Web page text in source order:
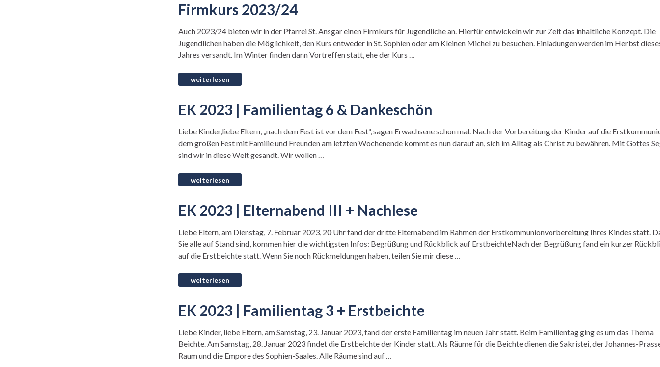
Firmkurs 2023/24
Auch 2023/24 bieten wir in der Pfarrei St. Ansgar einen Firmkurs für Jugendliche an. Hierfür entwickeln wir zur Zeit das inhaltliche Konzept. Die
Jugendlichen haben die Möglichkeit, den Kurs entweder in St. Sophien oder am Kleinen Michel zu besuchen. Einladungen werden im Herbst
Jahres versandt. Im Winter finden dann Vortreffen statt, ehe der Kurs …
EK 2023 | Familientag 6 & Dankeschön
Liebe Kinder,liebe Eltern, „nach dem Fest ist vor dem Fest“, sagen Erwachsene schon mal. Nach der Vorbereitung der Kinder auf die
dem großen Fest mit Familie und Freunden am letzten Wochenende kommt es nun darauf an, sich im Alltag als Christ zu bewähren. Mit Gottes
sind wir in diese Welt gesandt. Wir wollen …
EK 2023 | Elternabend III + Nachlese
Liebe Eltern, am Dienstag, 7. Februar 2023, 20 Uhr fand der dritte Elternabend im Rahmen der Erstkommunionvorbereitung Ihres Kindes statt.
Sie alle auf Stand sind, kommen hier die wichtigsten Infos: Begrüßung und Rückblick auf ErstbeichteNach der Begrüßung fand ein kurzer
auf die Erstbeichte statt. Wenn Sie noch Rückmeldungen haben, teilen Sie mir diese …
EK 2023 | Familientag 3 + Erstbeichte
Liebe Kinder, liebe Eltern, am Samstag, 23. Januar 2023, fand der erste Familientag im neuen Jahr statt. Beim Familientag ging es um das Thema
Beichte. Am Samstag, 28. Januar 2023 findet die Erstbeichte der Kinder statt. Als Räume für die Beichte dienen die Sakristei, der Johannes-
Raum und die Empore des Sophien-Saales. Alle Räume sind auf …